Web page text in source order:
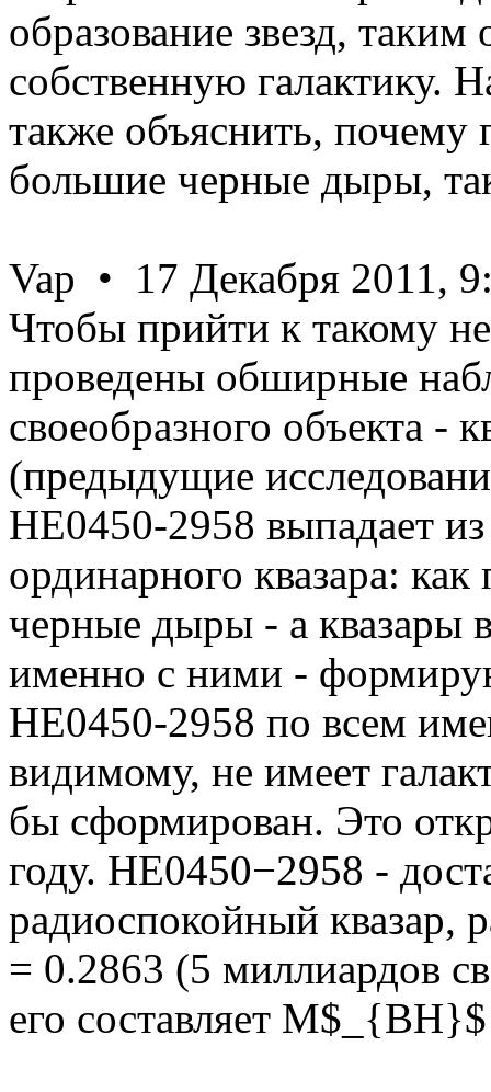
образование звезд,
собственную галактику.
также объяснить, почему
большие черные дыры,
Vap • 17 Декабря 2011,
Чтобы прийти к такому
проведены обширные
своеобразного объекта -
(предыдущие
HE0450-2958 выпадает
ординарного квазара:
черные дыры - а квазары
именно с ними -
HE0450-2958 по всем
видимому, не имеет
бы сформирован. Это
году. HE0450−2958 -
радиоспокойный квазар,
= 0.2863 (5 миллиардов
его составляет